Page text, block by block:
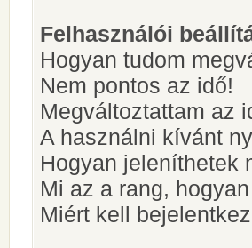
Felhasználói
Hogyan tudom
Nem pontos az idő!
Megváltoztattam az
A használni kívánt
Hogyan jeleníthetek
Mi az a rang,
Miért kell